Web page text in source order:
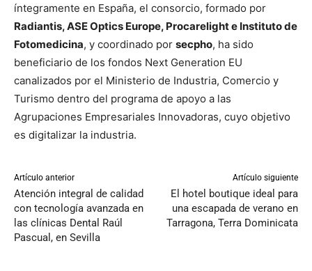
íntegramente en España, el consorcio, formado por
Radiantis, ASE Optics Europe, Procarelight e Instituto de
Fotomedicina, y coordinado por secpho, ha sido
beneficiario de los fondos Next Generation EU
canalizados por el Ministerio de Industria, Comercio y
Turismo dentro del programa de apoyo a las
Agrupaciones Empresariales Innovadoras, cuyo objetivo
es digitalizar la industria.
Artículo anterior
Atención integral de calidad
con tecnología avanzada en
las clínicas Dental Raúl
Pascual, en Sevilla
Artículo siguiente
El hotel boutique ideal para
una escapada de verano en
Tarragona, Terra Dominicata